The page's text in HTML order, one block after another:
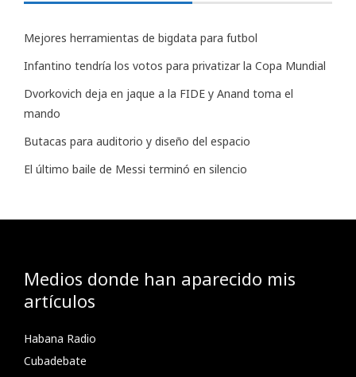
Mejores herramientas de bigdata para futbol
Infantino tendría los votos para privatizar la Copa Mundial
Dvorkovich deja en jaque a la FIDE y Anand toma el
mando
Butacas para auditorio y diseño del espacio
El último baile de Messi terminó en silencio
Medios donde han aparecido mis
artículos
Habana Radio
Cubadebate